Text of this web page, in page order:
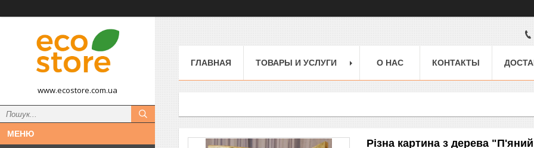
www.ecostore.com.ua
ГЛАВНАЯ ТОВАРЫ И УСЛУГИ О НАС КОНТАКТЫ
Різна картина з дерева